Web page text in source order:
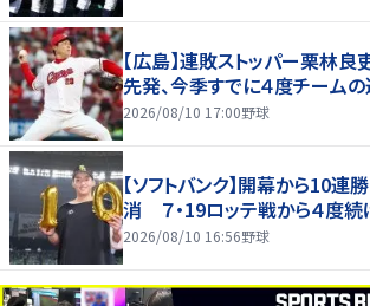
【広島】連敗ストッパー栗林
先発、今季すでに４度チーム
2026/08/10 17:00野球
【ソフトバンク】開幕から10
消 ７・19ロッテ戦から４度
2026/08/10 16:56野球